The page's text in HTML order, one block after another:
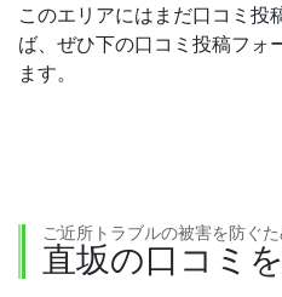
このエリアにはまだ口コミ投
ば、ぜひ下の口コミ投稿フォ
ます。
ご近所トラブルの被害を防ぐ
直坂の口コミ